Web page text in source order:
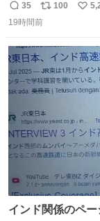
返
信
35
リ
ポ
数
100
い
数
19時間前
インド関係のペ